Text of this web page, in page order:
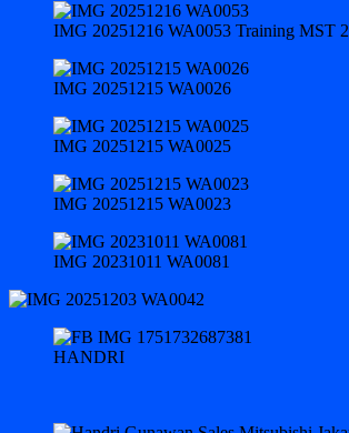
IMG 20251216 WA0053 Training MST 2
IMG 20251215 WA0026
IMG 20251215 WA0025
IMG 20251215 WA0023
IMG 20231011 WA0081
HANDRI